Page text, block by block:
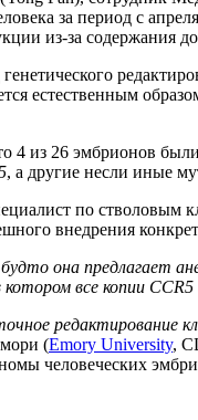
за период с
из-за содержания
естественным
4 из 26 эмбрионов
, а другие несли иные
по стволовым
внедрения
она предлагает
котором все копии
редактирование
(Emory University,
человеческих